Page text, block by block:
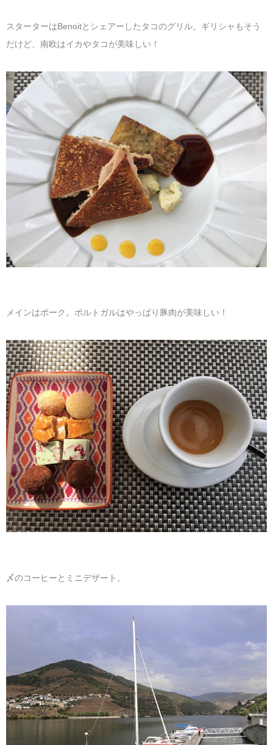
スターターはBenoitとシェアーしたタコのグリル。ギリシャもそう
だけど、南欧はイカやタコが美味しい！
メインはポーク。ポルトガルはやっぱり豚肉が美味しい！
〆のコーヒーとミニデザート。